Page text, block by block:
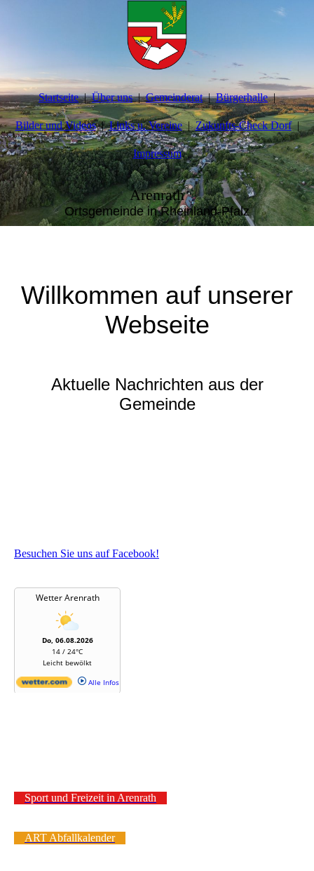
Startseite Über uns Gemeinderat Bürgerhalle
Bilder und Videos Links u. Vereine Zukunfts-Check Dorf
Impressum
Arenrath
Ortsgemeinde in Rheinland-Pfalz
Willkommen auf unserer
Webseite
Aktuelle Nachrichten aus der
Gemeinde
Besuchen Sie uns auf Facebook!
Sport und Freizeit in Arenrath
ART Abfallkalender